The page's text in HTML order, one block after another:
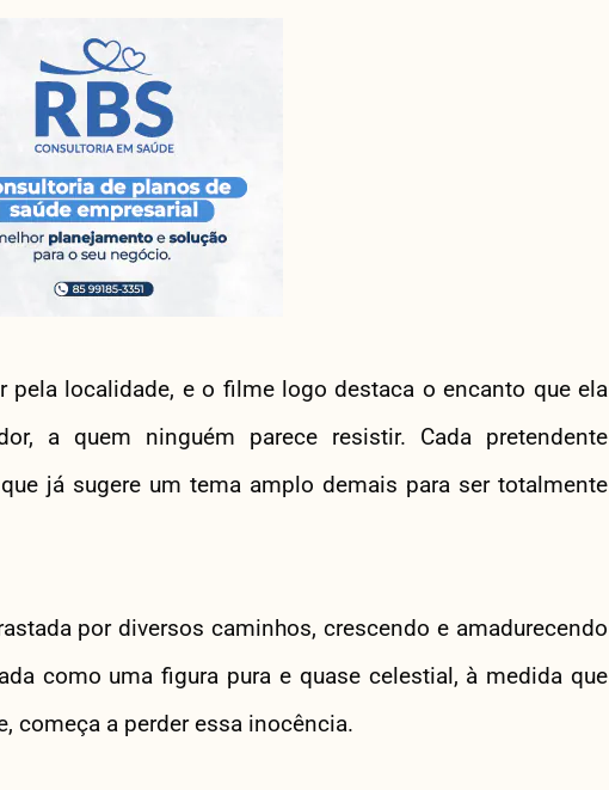
pela localidade, e o filme logo destaca o encanto que ela
a quem ninguém parece resistir. Cada pretendente
já sugere um tema amplo demais para ser totalmente
por diversos caminhos, crescendo e amadurecendo
como uma figura pura e quase celestial, à medida que
começa a perder essa inocência.